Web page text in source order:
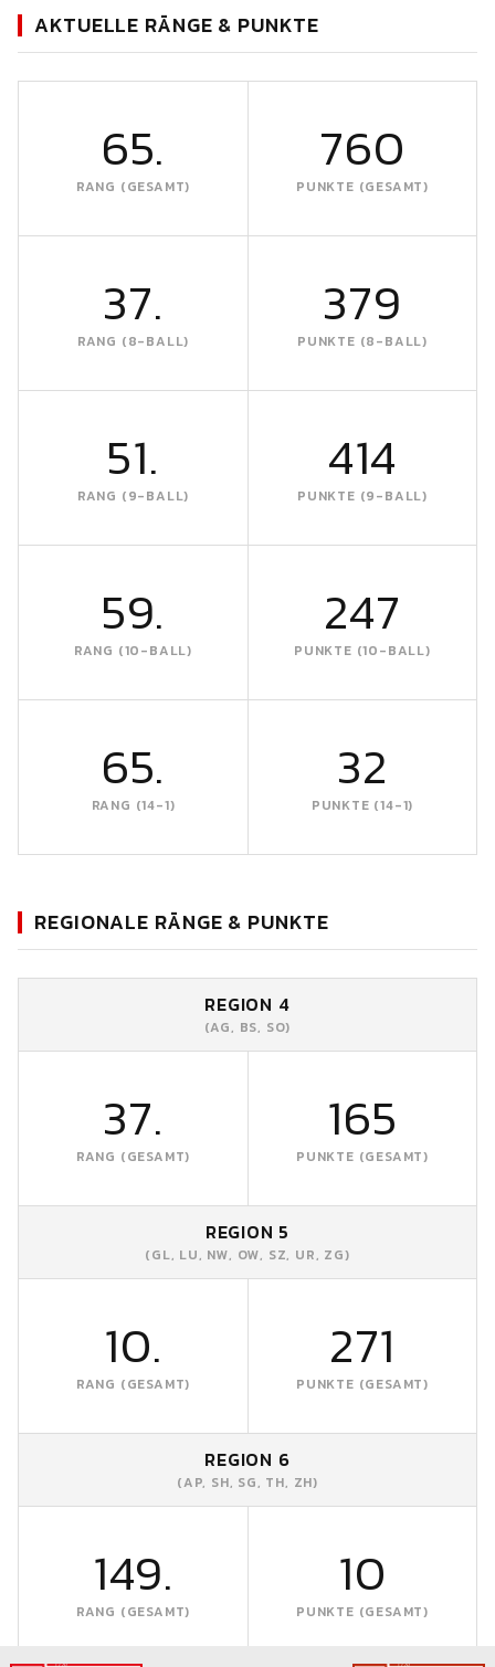
AKTUELLE RÄNGE & PUNKTE
65.
RANG (GESAMT)
760
PUNKTE (GESAMT)
37.
RANG (8-BALL)
379
PUNKTE (8-BALL)
51.
RANG (9-BALL)
414
PUNKTE (9-BALL)
59.
RANG (10-BALL)
247
PUNKTE (10-BALL)
65.
RANG (14-1)
32
PUNKTE (14-1)
REGIONALE RÄNGE & PUNKTE
REGION 4
(AG, BS, SO)
37.
RANG (GESAMT)
165
PUNKTE (GESAMT)
REGION 5
(GL, LU, NW, OW, SZ, UR, ZG)
10.
RANG (GESAMT)
271
PUNKTE (GESAMT)
REGION 6
(AP, SH, SG, TH, ZH)
149.
RANG (GESAMT)
10
PUNKTE (GESAMT)